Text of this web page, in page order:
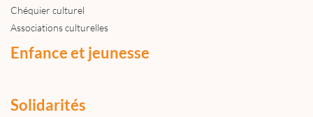
Chéquier culturel
Associations culturelles
Enfance et jeunesse
Solidarités